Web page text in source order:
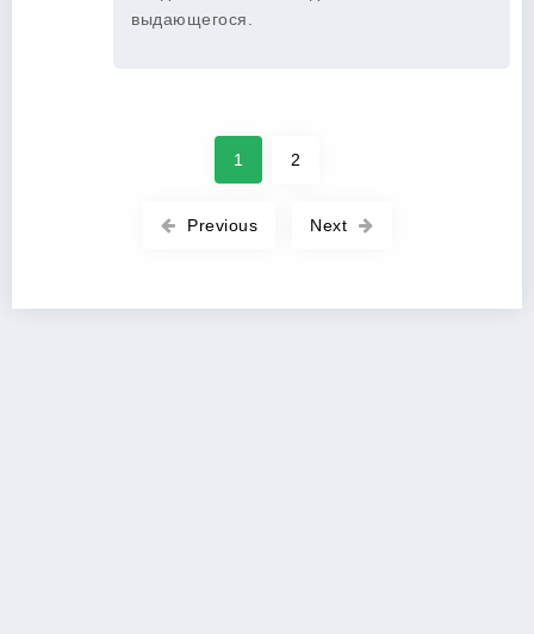
выдающегося.
Previous
1 2
Next